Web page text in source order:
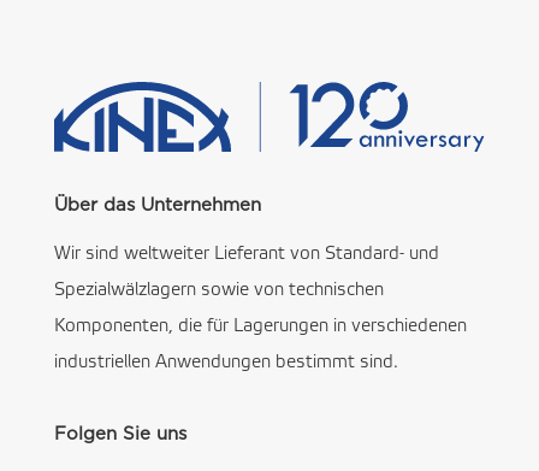
Über das Unternehmen
Wir sind weltweiter Lieferant von Standard- und
Spezialwälzlagern sowie von technischen
Komponenten, die für Lagerungen in verschiedenen
industriellen Anwendungen bestimmt sind.
Folgen Sie uns